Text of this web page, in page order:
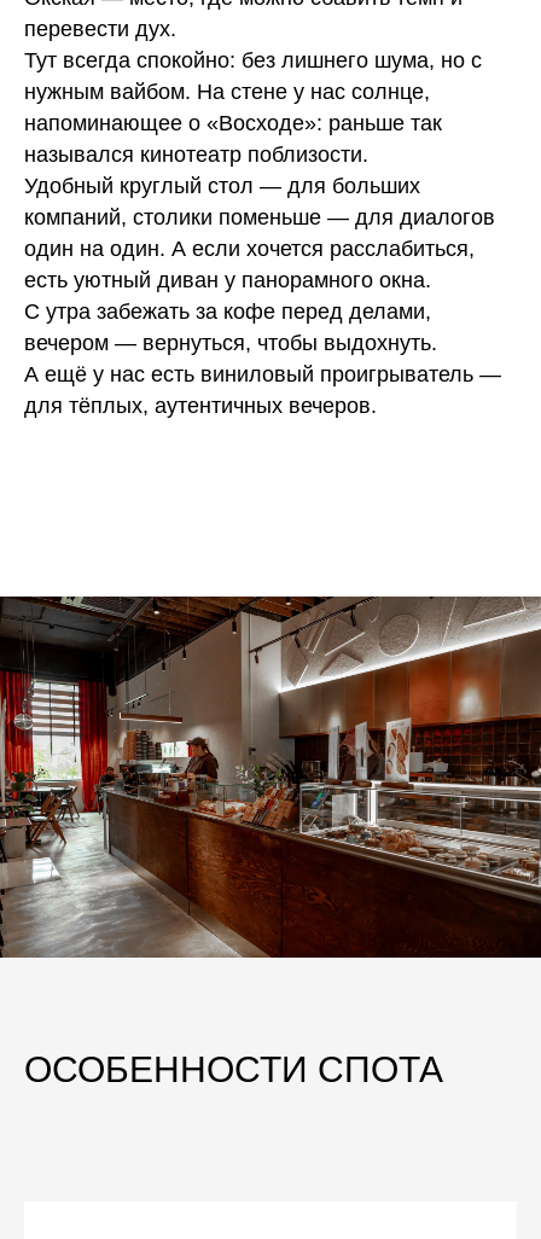
перевести дух.
Тут всегда спокойно: без лишнего шума, но с
нужным вайбом. На стене у нас солнце,
напоминающее о «Восходе»: раньше так
назывался кинотеатр поблизости.
Удобный круглый стол — для больших
компаний, столики поменьше — для диалогов
один на один. А если хочется расслабиться,
есть уютный диван у панорамного окна.
С утра забежать за кофе перед делами,
вечером — вернуться, чтобы выдохнуть.
А ещё у нас есть виниловый проигрыватель —
для тёплых, аутентичных вечеров.
ОСОБЕННОСТИ СПОТА